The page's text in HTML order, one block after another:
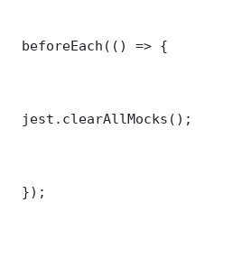
beforeEach(() => {
jest.clearAllMocks();
});